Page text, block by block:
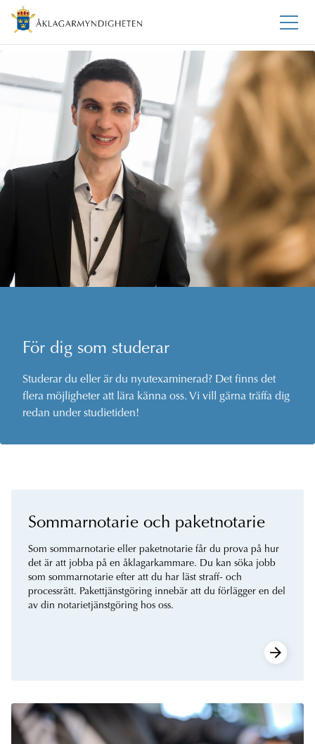
För dig som studerar
Studerar du eller är du nyutexaminerad? Det finns det
flera möjligheter att lära känna oss. Vi vill gärna träffa dig
redan under studietiden!
Sommarnotarie och paketnotarie
Som sommarnotarie eller paketnotarie får du prova på hur
det är att jobba på en åklagarkammare. Du kan söka jobb
som sommarnotarie efter att du har läst straff- och
processrätt. Pakettjänstgöring innebär att du förlägger en del
av din notarietjänstgöring hos oss.